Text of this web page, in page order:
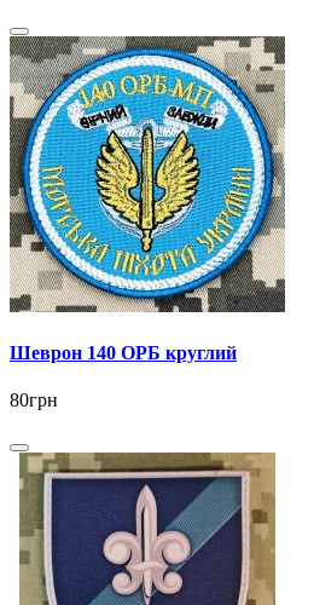
Шеврон 140 ОРБ круглий
80грн